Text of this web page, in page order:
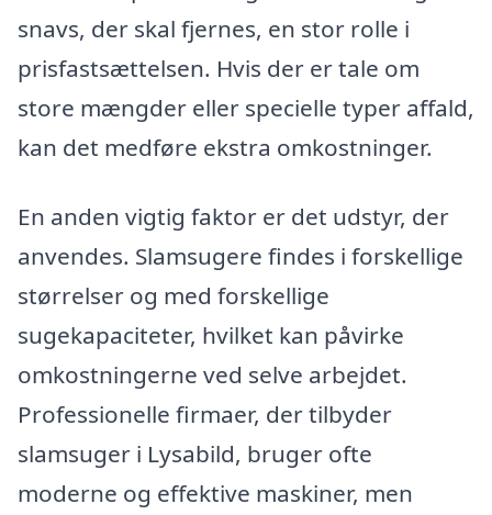
snavs, der skal fjernes, en stor rolle i
prisfastsættelsen. Hvis der er tale om
store mængder eller specielle typer affald,
kan det medføre ekstra omkostninger.
En anden vigtig faktor er det udstyr, der
anvendes. Slamsugere findes i forskellige
størrelser og med forskellige
sugekapaciteter, hvilket kan påvirke
omkostningerne ved selve arbejdet.
Professionelle firmaer, der tilbyder
slamsuger i Lysabild, bruger ofte
moderne og effektive maskiner, men